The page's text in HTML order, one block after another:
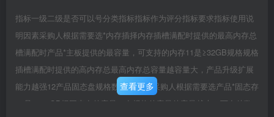
指标一级二级是否可以号分类指标指标作为评分指标要求指标使用说
明因素采购人根据需要选*内存插择内存插槽满配时提供的最高内存总
槽满配时产品*主板提供的最容量，可支持的内存11是≥32GB规格规格
插槽满配时提供的高内存总最高内存总容量越容量大，产品升级扩展
能力越强12产品固态盘规格数量否≥1个采购人根据需要选产品*固态存
13是≥240GB择因态存储容量，存规格储容量储容量越大，可存储数
查看更多